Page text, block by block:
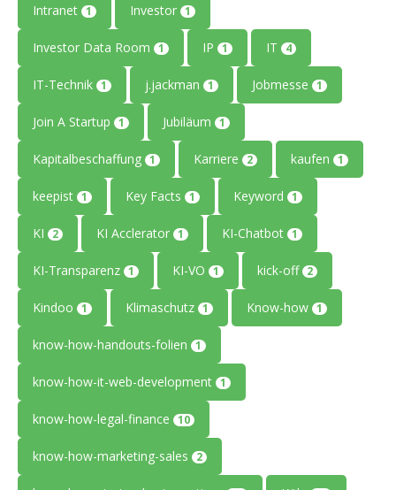
Intranet 1 Investor 1
Investor Data Room 1 IP 1 IT 4
IT-Technik 1 j.jackman 1 Jobmesse 1
Join A Startup 1 Jubiläum 1
Kapitalbeschaffung 1 Karriere 2 kaufen 1
keepist 1 Key Facts 1 Keyword 1
KI 2 KI Acclerator 1 KI-Chatbot 1
KI-Transparenz 1 KI-VO 1 kick-off 2
Kindoo 1 Klimaschutz 1 Know-how 1
know-how-handouts-folien 1
know-how-it-web-development 1
know-how-legal-finance 10
know-how-marketing-sales 2